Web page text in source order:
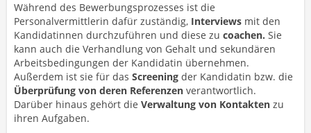
Während des Bewerbungsprozesses ist die
Personalvermittlerin dafür zuständig, Interviews mit den
Kandidatinnen durchzuführen und diese zu coachen. Sie
kann auch die Verhandlung von Gehalt und sekundären
Arbeitsbedingungen der Kandidatin übernehmen.
Außerdem ist sie für das Screening der Kandidatin bzw. die
Überprüfung von deren Referenzen verantwortlich.
Darüber hinaus gehört die Verwaltung von Kontakten zu
ihren Aufgaben.